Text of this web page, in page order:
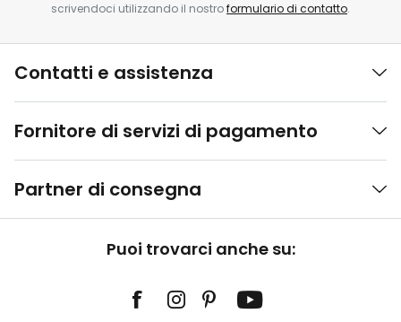
scrivendoci utilizzando il nostroformulario di contatto.
Contatti e assistenza
Fornitore di servizi di pagamento
Partner di consegna
Puoi trovarci anche su: